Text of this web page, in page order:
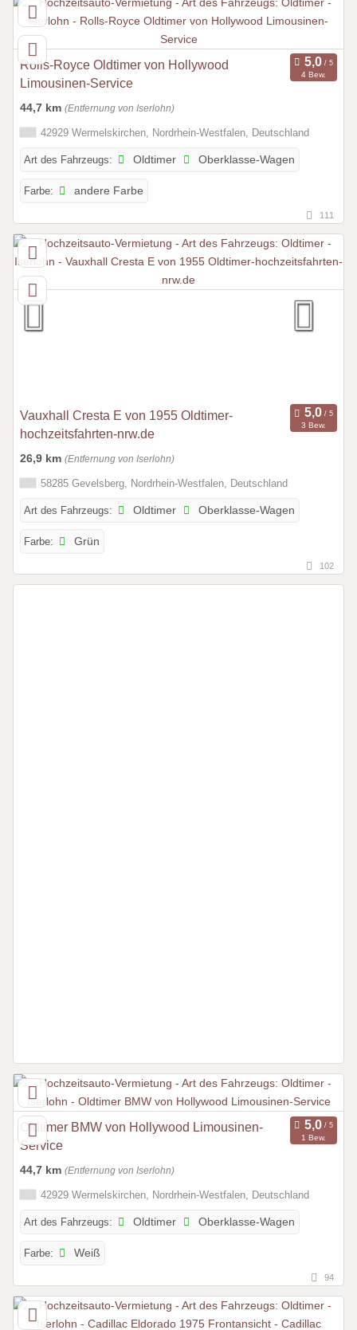
Rolls-Royce Oldtimer von Hollywood
Limousinen-Service
4 Bew.
44,7 km (Entfernung von Iserlohn)
42929 Wermelskirchen, Nordrhein-Westfalen, Deutschland
Art des Fahrzeugs: Oldtimer Oberklasse-Wagen
Farbe: andere Farbe
111
Vauxhall Cresta E von 1955 Oldtimer-
hochzeitsfahrten-nrw.de
3 Bew.
26,9 km (Entfernung von Iserlohn)
58285 Gevelsberg, Nordrhein-Westfalen, Deutschland
Art des Fahrzeugs: Oldtimer Oberklasse-Wagen
Farbe: Grün
102
Oldtimer BMW von Hollywood Limousinen-
Service
1 Bew.
44,7 km (Entfernung von Iserlohn)
42929 Wermelskirchen, Nordrhein-Westfalen, Deutschland
Art des Fahrzeugs: Oldtimer Oberklasse-Wagen
Farbe: Weiß
94